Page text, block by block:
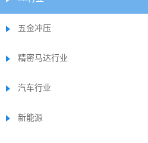
五金冲压
精密马达行业
汽车行业
新能源